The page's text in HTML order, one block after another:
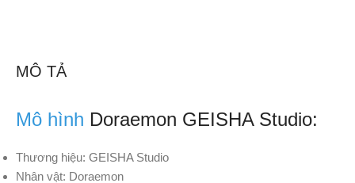
MÔ TẢ
Mô hình Doraemon GEISHA Studio:
Thương hiệu: GEISHA Studio
Nhân vật: Doraemon